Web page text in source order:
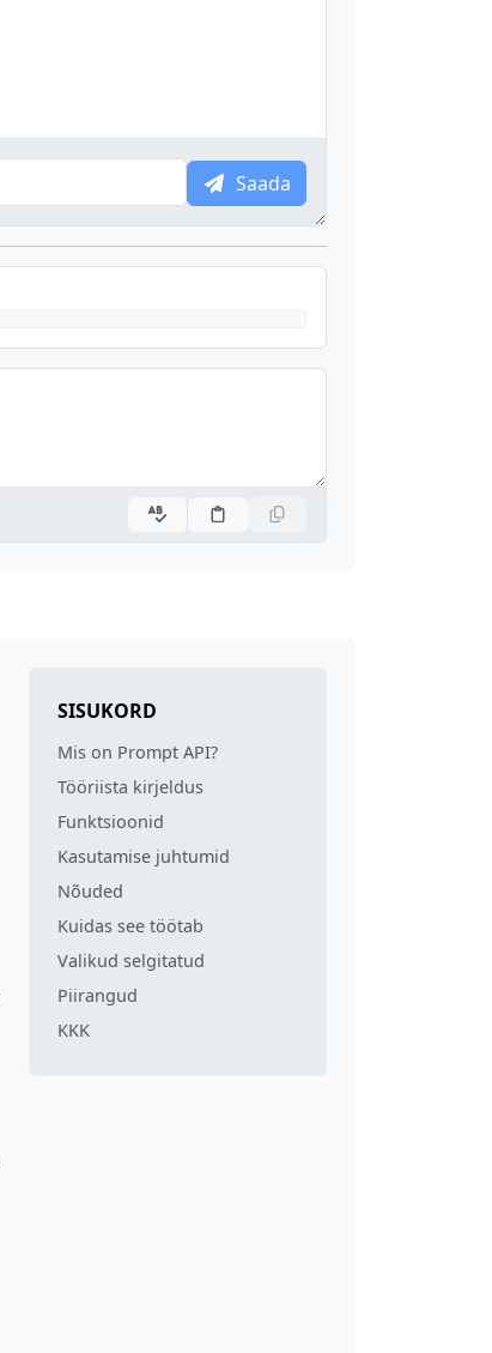
Saada
SISUKORD
Mis on Prompt API?
Tööriista kirjeldus
Funktsioonid
Kasutamise juhtumid
Nõuded
Kuidas see töötab
Valikud selgitatud
Piirangud
KKK